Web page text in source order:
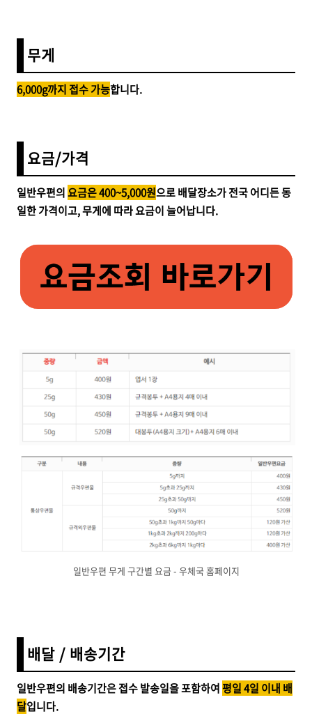
무게
6,000g까지 접수 가능합니다.
요금/가격
일반우편의요금은 400~5,000원으로 배달장소가 전국 어디든 동
일한 가격이고, 무게에 따라 요금이 늘어납니다.
일반우편 무게 구간별 요금 - 우체국 홈페이지
배달 / 배송기간
일반우편의 배송기간은 접수 발송일을 포함하여평일 4일 이내 배
달입니다.